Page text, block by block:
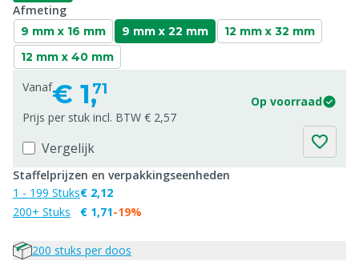
Afmeting
9 mm x 16 mm 9 mm x 22 mm
12 mm x 32 mm
12 mm x 40 mm
Vanaf€ 1,71
Op voorraad
Prijs per stuk incl. BTW € 2,57
Vergelijk
Staffelprijzen en verpakkingseenheden
1 - 199 Stuks
200+ Stuks
€ 2,12
€ 1,71-19%
200 stuks per doos